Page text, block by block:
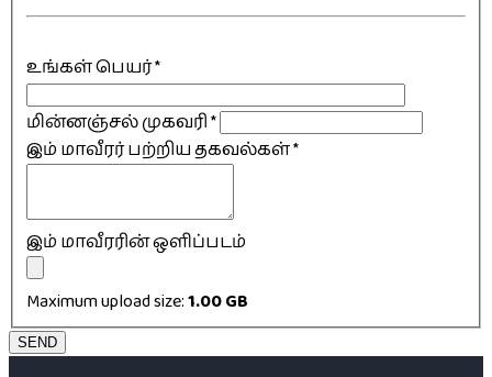
உங்கள் பெயர்*
மின்னஞ்சல் முகவரி*
இம் மாவீரர் பற்றிய தகவல்கள்*
இம் மாவீரரின் ஒளிப்படம்
Maximum upload size:1.00 GB
SEND